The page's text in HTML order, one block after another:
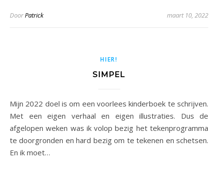
DoorPatrick maart 10, 2022
HIER!
SIMPEL
Mijn 2022 doel is om een voorlees kinderboek te schrijven.
Met een eigen verhaal en eigen illustraties. Dus de
afgelopen weken was ik volop bezig het tekenprogramma
te doorgronden en hard bezig om te tekenen en schetsen.
En ik moet…